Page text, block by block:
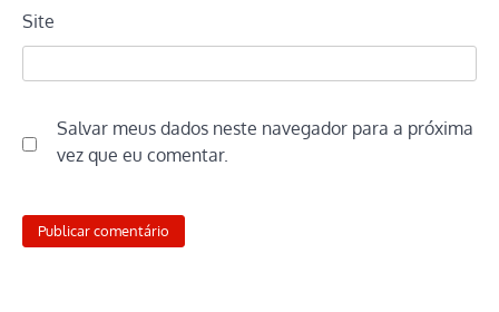
Site
Salvar meus dados neste navegador para a próxima
vez que eu comentar.